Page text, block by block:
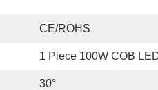
CE/ROHS
1 Piece 100W COB
30°